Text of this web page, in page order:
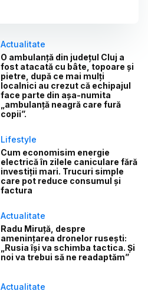
Actualitate
O ambulanță din județul Cluj a
fost atacată cu bâte, topoare și
pietre, după ce mai mulți
localnici au crezut că echipajul
face parte din așa-numita
„ambulanță neagră care fură
copii”.
Lifestyle
Cum economisim energie
electrică în zilele caniculare fără
investiții mari. Trucuri simple
care pot reduce consumul și
factura
Actualitate
Radu Miruță, despre
amenințarea dronelor rusești:
„Rusia își va schimba tactica. Și
noi va trebui să ne readaptăm”
Actualitate